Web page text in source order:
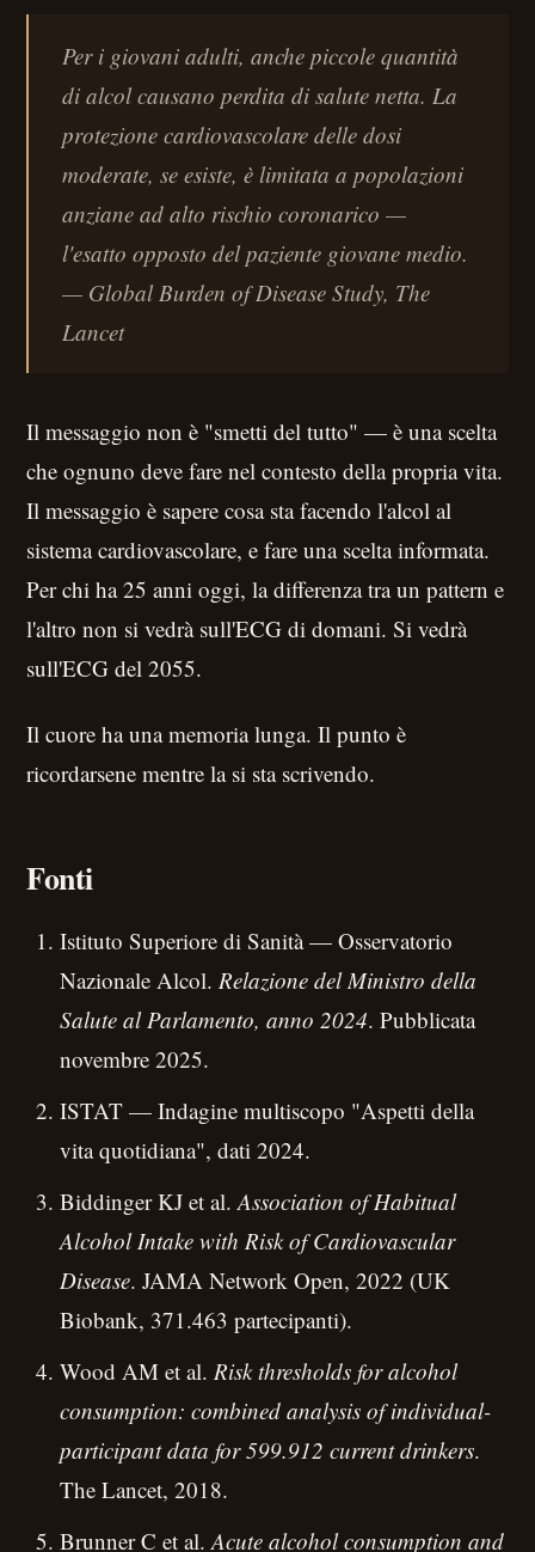
Per i giovani adulti, anche piccole quantità
di alcol causano perdita di salute netta. La
protezione cardiovascolare delle dosi
moderate, se esiste, è limitata a popolazioni
anziane ad alto rischio coronarico —
l'esatto opposto del paziente giovane medio.
— Global Burden of Disease Study, The
Lancet
Il messaggio non è "smetti del tutto" — è una scelta
che ognuno deve fare nel contesto della propria vita.
Il messaggio è sapere cosa sta facendo l'alcol al
sistema cardiovascolare, e fare una scelta informata.
Per chi ha 25 anni oggi, la differenza tra un pattern e
l'altro non si vedrà sull'ECG di domani. Si vedrà
sull'ECG del 2055.
Il cuore ha una memoria lunga. Il punto è
ricordarsene mentre la si sta scrivendo.
Fonti
Istituto Superiore di Sanità — Osservatorio
Nazionale Alcol.Relazione del Ministro della
Salute al Parlamento, anno 2024. Pubblicata
novembre 2025.
ISTAT — Indagine multiscopo "Aspetti della
vita quotidiana", dati 2024.
Biddinger KJ et al.Association of Habitual
Alcohol Intake with Risk of Cardiovascular
Disease. JAMA Network Open, 2022 (UK
Biobank, 371.463 partecipanti).
Wood AM et al.Risk thresholds for alcohol
consumption: combined analysis of individual-
participant data for 599.912 current drinkers.
The Lancet, 2018.
Brunner C et al.Acute alcohol consumption and